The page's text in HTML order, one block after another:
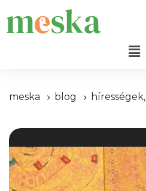
meska blog hírességek,